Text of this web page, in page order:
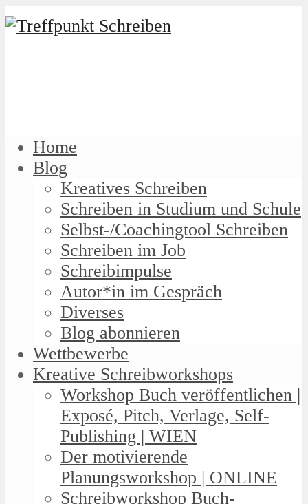
Home
Blog
Kreatives Schreiben
Schreiben in Studium und Schule
Selbst-/Coachingtool Schreiben
Schreiben im Job
Schreibimpulse
Autor*in im Gespräch
Diverses
Blog abonnieren
Wettbewerbe
Kreative Schreibworkshops
Workshop Buch veröffentlichen |
Exposé, Pitch, Verlage, Self-
Publishing | WIEN
Der motivierende
Planungsworkshop | ONLINE
Schreibworkshop Buch-